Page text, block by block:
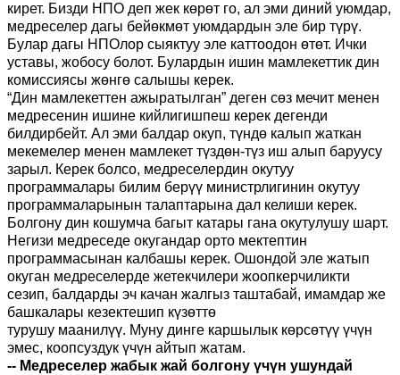
кирет. Бизди НПО деп жек көрөт го, ал эми диний уюмдар,
медреселер дагы бейөкмөт уюмдардын эле бир түрү.
Булар дагы НПОлор сыяктуу эле каттоодон өтөт. Ички
уставы, жобосу болот. Булардын ишин мамлекеттик дин
комиссиясы жөнгө салышы керек.
“Дин мамлекеттен ажыратылган” деген сөз мечит менен
медресенин ишине кийлигишпеш керек дегенди
билдирбейт. Ал эми балдар окуп, түндө калып жаткан
мекемелер менен мамлекет түздөн-түз иш алып баруусу
зарыл. Керек болсо, медреселердин окутуу
программалары билим берүү министрлигинин окутуу
программаларынын талаптарына дал келиши керек.
Болгону дин кошумча багыт катары гана окутулушу шарт.
Негизи медреседе окугандар орто мектептин
программасынан калбашы керек. Ошондой эле жатып
окуган медреселерде жетекчилери жоопкерчиликти
сезип, балдарды эч качан жалгыз таштабай, имамдар же
башкалары кезектешип күзөттө
турушу маанилүү. Муну динге каршылык көрсөтүү үчүн
эмес, коопсуздук үчүн айтып жатам.
-- Медреселер жабык жай болгону үчүн ушундай